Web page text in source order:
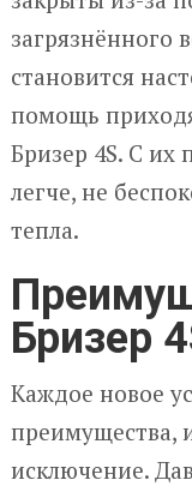
загрязнённого
становится
помощь
Бризер 4S. С
легче, не
тепла.
Бризер
Каждое новое
преимущества,
исключение.